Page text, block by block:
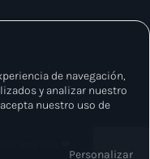
de navegación,
y analizar nuestro
nuestro uso de
Personalizar
sexy love ❤️